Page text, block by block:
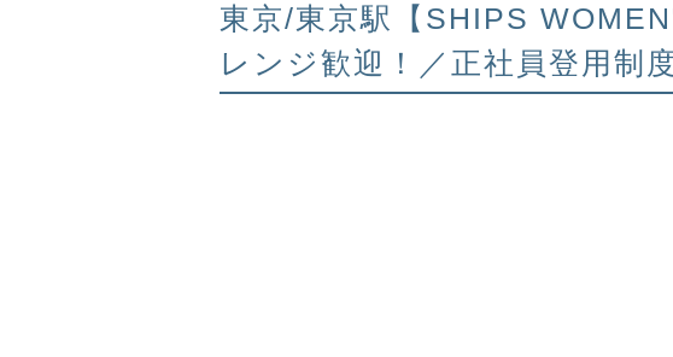
東京/東京駅【SHIPS
レンジ歓迎！／正社員登用制